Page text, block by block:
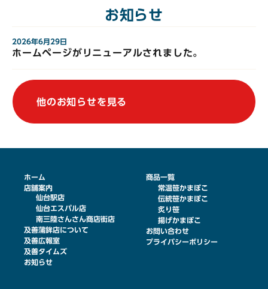
お知らせ
2026年6月29日
ホームページがリニューアルされました。
他のお知らせを見る
ホーム
店舗案内
仙台駅店
仙台エスパル店
南三陸さんさん商店街店
及善蒲鉾店について
及善広報室
及善タイムズ
お知らせ
商品一覧
常温笹かまぼこ
伝統笹かまぼこ
炙り笹
揚げかまぼこ
お問い合わせ
プライバシーポリシー